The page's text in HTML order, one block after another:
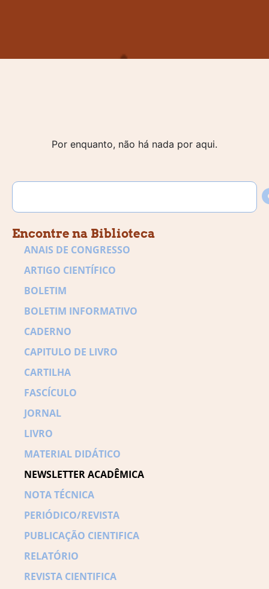
Por enquanto, não há nada por aqui.
Encontre na Biblioteca
ANAIS DE CONGRESSO
ARTIGO CIENTÍFICO
BOLETIM
BOLETIM INFORMATIVO
CADERNO
CAPITULO DE LIVRO
CARTILHA
FASCÍCULO
JORNAL
LIVRO
MATERIAL DIDÁTICO
NEWSLETTER ACADÊMICA
NOTA TÉCNICA
PERIÓDICO/REVISTA
PUBLICAÇÃO CIENTIFICA
RELATÓRIO
REVISTA CIENTIFICA